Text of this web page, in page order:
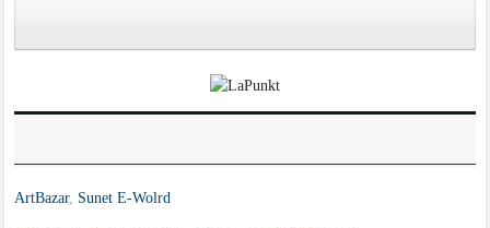
ArtBazar, Sunet E-Wolrd